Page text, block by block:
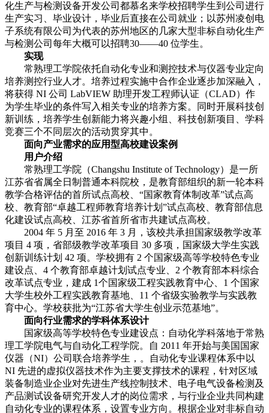
化生产与检测设备开发公司都慕名来学校招聘学生到公司进行
生产实习、毕业设计，毕业后直接在公司就业；以苏州凌创电
子系统有限公司为代表的苏州地区的几家大型非标自动化生产
与检测公司每年大概可以招聘30——40 位学生。
实现
常熟理工学院依托自动化专业和测控技术与仪器专业定向
培养测控行业人才。培养过程实施中合作企业逐步加深融入，
将获得 NI 公司 LabVIEW 助理开发工程师认证（CLAD）作
为学生毕业的条件写入相关专业的培养方案。同时开展科技创
新训练，培养学生创新能力将兴趣小组、科技创新项目、学科
竞赛三个不同层次的活动贯穿其中。
面向产业需求的应用型高校建设案例
用户介绍
常熟理工学院（Changshu Institute of Technology）是一所
江苏省省属全日制普通本科院校，是教育部组织的新一轮本科
教学合格评估的首所试点高校、“国家教育体制改革”试点高
校、教育部“卓越工程师教育培养计划”试点高校、教育部信息
化建设试点高校、江苏省首所省市共建试点高校。
2004 年 5 月至 2016 年 3 月，该校共承担国家级教学改革
项目 4 项，省部级教学改革项目 30 多项，国家级大学生实践
创新训练计划 42 项。学校拥有 2 个国家级高等学校特色专业
建设点、4 个教育部卓越计划试点专业、2 个教育部本科综合
改革试点专业，建成 1个国家级工程实践教育中心、1 个国家
大学生校外工程实践教育基地、11 个省级实验教学与实践教
育中心。学校获批为“江苏省大学生创业示范基地”。
面向行业需求的学科体系设计
国家级高等学校特色专业建设点：自动化学科落地于常熟
理工学院电气与自动化工程学院。自 2011 年开始与美国国家
仪器（NI）公司联合培养学生，。自动化专业课程体系中以
NI 先进的虚拟仪器技术作为主要支撑技术的课程，针对区域
装备制造业企业对先进生产线控制技术、电子电气设备检测及
产品测试设备研究开发人才的岗位需求，与行业企业共同构建
自动化专业的课程体系，设置专业方向。根据企业对非标自动